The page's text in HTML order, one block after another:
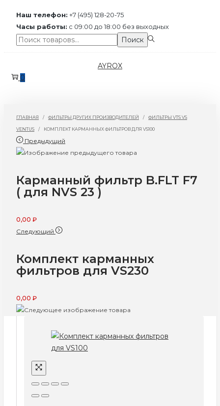
Наш телефон: +7 (495) 128-20-75
Часы работы: с 09:00 до 18:00 без выходных
Поиск:>
Поиск
к
к
AYROX
0
ГЛАВНАЯ / ФИЛЬТРЫ ДРУГИХ ПРОИЗВОДИТЕЛЕЙ / ФИЛЬТРЫ VTS VS
VENTUS / КОМПЛЕКТ КАРМАННЫХ ФИЛЬТРОВ ДЛЯ VS100
Предыдущий
Карманный фильтр B.FLT F7
( для NVS 23 )
0,00 ₽
Следующий
Комплект карманных
фильтров для VS230
0,00 ₽